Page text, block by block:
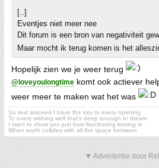
[..]
Eventjes niet meer nee
Dit forum is een bron van negativiteit
Maar mocht ik terug komen is het
Hopelijk zien we je weer terug
@loveyoulongtime komt ook actiever
weer meer te maken wat het was
So rest assured I have the key to every opening
To every wishing well that's deep enough to dream
I want to show you just how fascinating kissing is
When earth collides with all the space between
▼ Advertentie door